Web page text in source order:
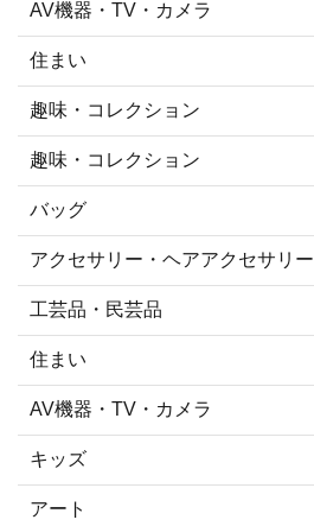
AV機器・TV・カメラ
住まい
趣味・コレクション
趣味・コレクション
バッグ
アクセサリー・ヘアアクセサリー
工芸品・民芸品
住まい
AV機器・TV・カメラ
キッズ
アート